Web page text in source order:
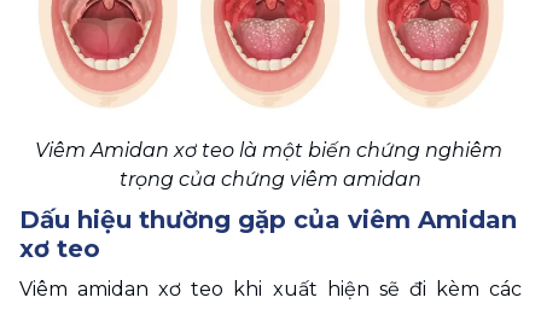
Viêm Amidan xơ teo là một biến chứng nghiêm
trọng của chứng viêm amidan
Dấu hiệu thường gặp của viêm Amidan
xơ teo
Viêm amidan xơ teo khi xuất hiện sẽ đi kèm các